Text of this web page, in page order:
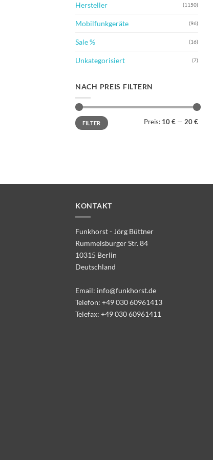
Hersteller (1150)
Mobilfunkgeräte (96)
Sale % (16)
Unkategorisiert (7)
NACH PREIS FILTERN
Min.
Preis
Max.
PreisFILTER Preis: 10 € — 20 €
KONTAKT
Funkhorst - Jörg Büttner
Rummelsburger Str. 84
10315 Berlin
Deutschland
Email: info@funkhorst.de
Telefon: +49 030 60961413
Telefax: +49 030 60961411